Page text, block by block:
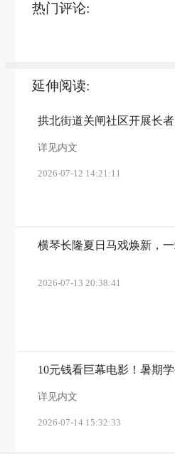
热门评论:
延伸阅读:
拱北街道关闸社区开展长
详见内文
2026-07-12 14:21:11
横琴长隆夏日马戏焕新，
2026-07-13 20:38:41
10元钱看巨幕电影！暑期
详见内文
2026-07-14 15:32:33